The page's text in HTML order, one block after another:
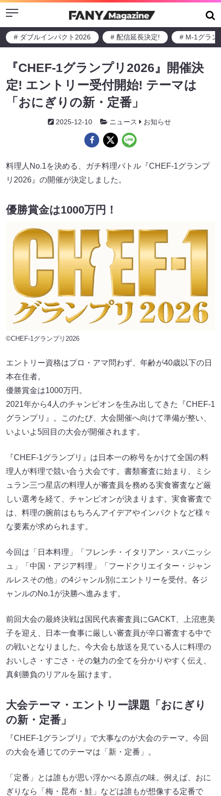
Menu
# ダブルインパクト2026 # 配信延長決定! # M-1グラン
『CHEF-1グランプリ2026』開催決
定! エントリー受付開始! テーマは
「おにぎりの新・定番」
2025-12-10 ニュース お知らせ
料理人No.1を決める、ガチ料理バトル『CHEF-1グランプ
リ2026』の開催が決定しました。
優勝賞金は1000万円！
©CHEF-1グランプリ2026
エントリー資格はプロ・アマ問わず、年齢が40歳以下の日
本在住者。
優勝賞金は1000万円。
2021年から4人のチャンピオンを生み出してきた『CHEF-1
グランプリ』。このたび、大会開催へ向けて準備が整い、
いよいよ5回目の大会が開催されます。
『CHEF-1グランプリ』は日本一の称号をかけて全国の料
理人が料理で競い合う大会です。書類審査に始まり、ミシ
ュラン三つ星店の料理人が審査員を務める実食審査など厳
しい選考を経て、チャンピオンが決まります。実食審査で
は、料理の腕前はもちろんアイデアやインパクトなど様々
な要素が求められます。
今回は「日本料理」「フレンチ・イタリアン・スパニッシ
ュ」「中国・アジア料理」「フードクリエイター・ジャン
ルレスその他」の4ジャンル別にエントリーを受付。各ジ
ャンルのNo.1が決勝へ進みます。
前回大会の最終決戦は国民代表審査員にGACKT、上沼恵美
子を迎え、日本一食事に厳しい審査員が辛口審査する中で
の戦いとなりました。今大会も放送を見ている人に料理の
おいしさ・すごさ・その魅力の全てを分かりやすく伝え、
真剣勝負のリアルを届けます。
大会テーマ・エントリー課題「おにぎり
の新・定番」
『CHEF-1グランプリ』で大事なのが大会のテーマ。今回
の大会を通じてのテーマは「新・定番」。
「定番」とは誰もが思い浮かべる原点の味。例えば、おに
ぎりなら「梅・昆布・鮭」などは誰もが想像する定番で